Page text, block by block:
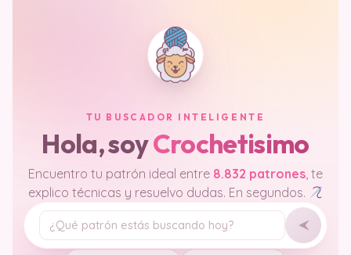
TU BUSCADOR INTELIGENTE
Hola, soyCrochetisimo
Encuentro tu patrón ideal entre 8.832 patrones , te
explico técnicas y resuelvo dudas. En segundos.
Tu pregunta